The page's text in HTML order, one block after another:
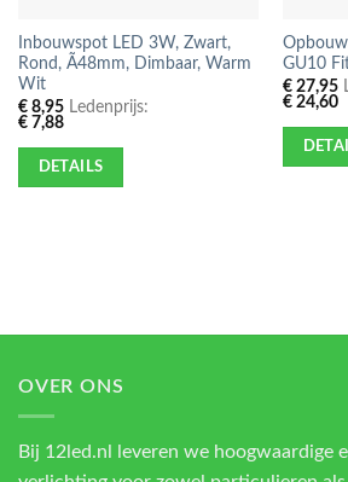
Inbouwspot LED 3W, Zwart,
Rond, Ã48mm, Dimbaar, Warm
Wit
€8,95Ledenprijs:
€7,88
DETAILS
GU10
€27,95
€24,60
OVER ONS
Bij 12led.nl leveren we hoogwaardige